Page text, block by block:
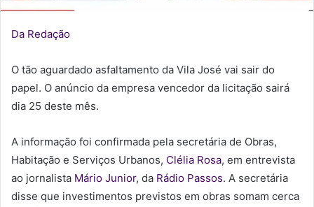
Da Redação
O tão aguardado asfaltamento da Vila José vai sair do
papel. O anúncio da empresa vencedor da licitação sairá
dia 25 deste mês.
A informação foi confirmada pela secretária de Obras,
Habitação e Serviços Urbanos, Clélia Rosa, em entrevista
ao jornalista Mário Junior, da Rádio Passos. A secretária
disse que investimentos previstos em obras somam cerca